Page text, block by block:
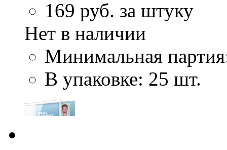
169 руб. за штуку
Нет в наличии
Минимальная
В упаковке: 25 шт.